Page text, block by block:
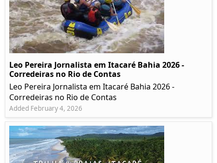
Leo Pereira Jornalista em Itacaré Bahia 2026 -
Corredeiras no Rio de Contas
Leo Pereira Jornalista em Itacaré Bahia 2026 -
Corredeiras no Rio de Contas
Added February 4, 2026